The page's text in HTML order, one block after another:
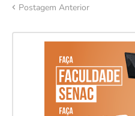
Postagem Anterior